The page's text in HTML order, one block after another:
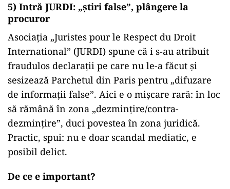
5) Intră JURDI: „știri false”, plângere la
procuror
Asociația „Juristes pour le Respect du Droit
International” (JURDI) spune că i s-au atribuit
fraudulos declarații pe care nu le-a făcut și
sesizează Parchetul din Paris pentru „difuzare
de informații false”. Aici e o mișcare rară: în loc
să rămână în zona „dezmințire/contra-
dezmințire”, duci povestea în zona juridică.
Practic, spui: nu e doar scandal mediatic, e
posibil delict.
De ce e important?